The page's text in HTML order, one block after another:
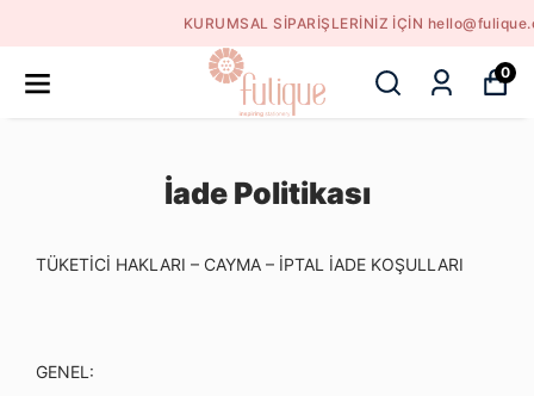
KURUMSAL SİPARİŞLERİNİZ İÇİN hello@fulique.com
0
İade Politikası
TÜKETİCİ HAKLARI – CAYMA – İPTAL İADE KOŞULLARI
GENEL: